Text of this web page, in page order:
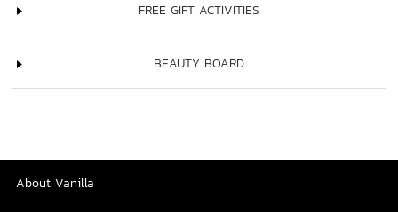
FREE GIFT ACTIVITIES
BEAUTY BOARD
About Vanilla